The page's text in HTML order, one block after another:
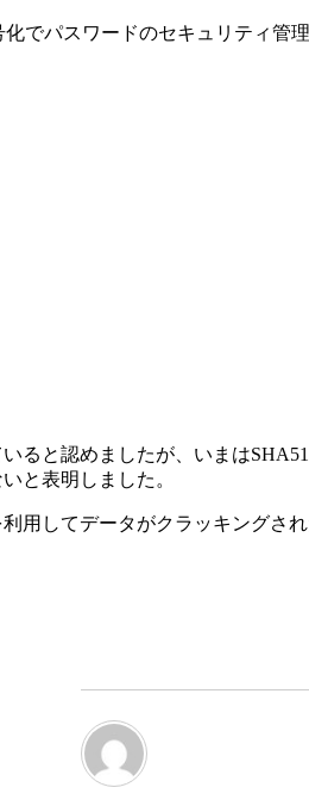
でパスワードのセキュリティ
いると認めましたが、いまは
と表明しました。
用してデータがクラッキングさ